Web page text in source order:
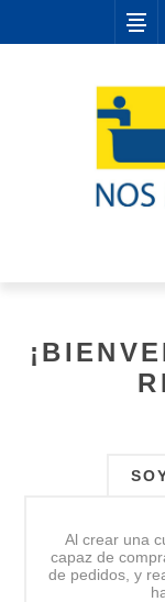
Al crear una
capaz de
de pedidos, y